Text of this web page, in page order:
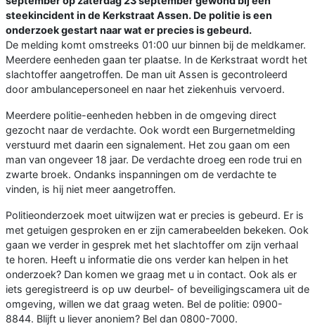
steekincident in de Kerkstraat Assen. De politie is een
onderzoek gestart naar wat er precies is gebeurd.
De melding komt omstreeks 01:00 uur binnen bij de meldkamer.
Meerdere eenheden gaan ter plaatse. In de Kerkstraat wordt het
slachtoffer aangetroffen. De man uit Assen is gecontroleerd
door ambulancepersoneel en naar het ziekenhuis vervoerd.
Meerdere politie-eenheden hebben in de omgeving direct
gezocht naar de verdachte. Ook wordt een Burgernetmelding
verstuurd met daarin een signalement. Het zou gaan om een
man van ongeveer 18 jaar. De verdachte droeg een rode trui en
zwarte broek. Ondanks inspanningen om de verdachte te
vinden, is hij niet meer aangetroffen.
Politieonderzoek moet uitwijzen wat er precies is gebeurd. Er is
met getuigen gesproken en er zijn camerabeelden bekeken. Ook
gaan we verder in gesprek met het slachtoffer om zijn verhaal
te horen. Heeft u informatie die ons verder kan helpen in het
onderzoek? Dan komen we graag met u in contact. Ook als er
iets geregistreerd is op uw deurbel- of beveiligingscamera uit de
omgeving, willen we dat graag weten. Bel de politie: 0900-
8844. Blijft u liever anoniem? Bel dan 0800-7000.